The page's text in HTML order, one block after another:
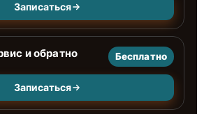
Записаться
и обратно Бесплатно
Записаться